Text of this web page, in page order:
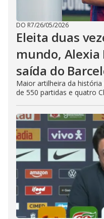
DO R7/26/05/2026
Eleita duas
mundo,
saída do
Maior artilheira da
de 550 partidas e quatro